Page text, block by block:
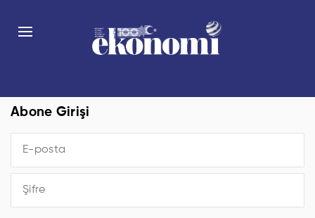
Abone Girişi